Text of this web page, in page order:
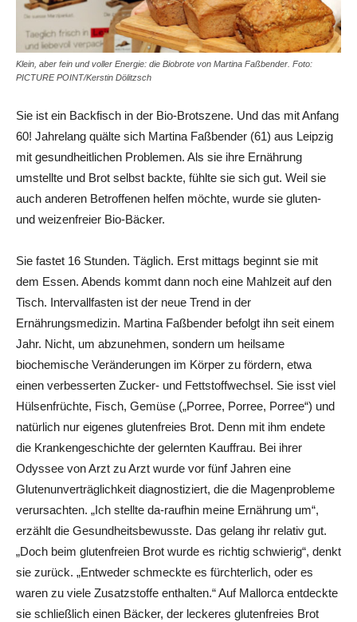
Klein, aber fein und voller Energie: die Biobrote von Martina Faßbender. Foto:
PICTURE POINT/Kerstin Dölitzsch
Sie ist ein Backfisch in der Bio-Brotszene. Und das mit Anfang
60! Jahrelang quälte sich Martina Faßbender (61) aus Leipzig
mit gesundheitlichen Problemen. Als sie ihre Ernährung
umstellte und Brot selbst backte, fühlte sie sich gut. Weil sie
auch anderen Betroffenen helfen möchte, wurde sie gluten-
und weizenfreier Bio-Bäcker.
Sie fastet 16 Stunden. Täglich. Erst mittags beginnt sie mit
dem Essen. Abends kommt dann noch eine Mahlzeit auf den
Tisch. Intervallfasten ist der neue Trend in der
Ernährungsmedizin. Martina Faßbender befolgt ihn seit einem
Jahr. Nicht, um abzunehmen, sondern um heilsame
biochemische Veränderungen im Körper zu fördern, etwa
einen verbesserten Zucker- und Fettstoffwechsel. Sie isst viel
Hülsenfrüchte, Fisch, Gemüse („Porree, Porree, Porree“) und
natürlich nur eigenes glutenfreies Brot. Denn mit ihm endete
die Krankengeschichte der gelernten Kauffrau. Bei ihrer
Odyssee von Arzt zu Arzt wurde vor fünf Jahren eine
Glutenunverträglichkeit diagnostiziert, die die Magenpro­bleme
verursachten. „Ich stellte da-raufhin meine Ernährung um“,
erzählt die Gesundheitsbewusste. Das gelang ihr relativ gut.
„Doch beim glutenfreien Brot wurde es richtig schwierig“, denkt
sie zurück. „Entweder schmeckte es fürchterlich, oder es
waren zu viele Zusatzstoffe enthalten.“ Auf Mallorca entdeckte
sie schließlich einen Bäcker, der leckeres glutenfreies Brot